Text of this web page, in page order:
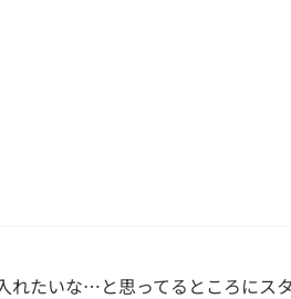
たいな…と思ってるところにス